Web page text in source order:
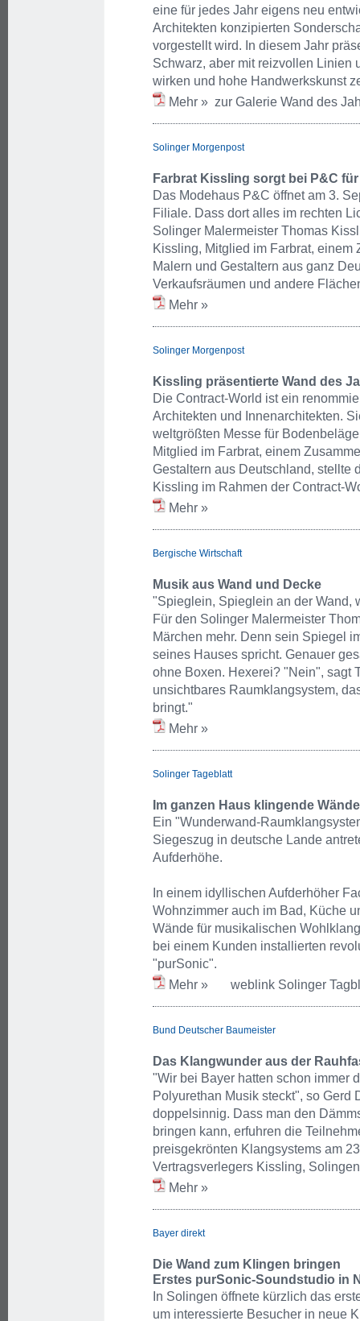
eine für jedes Jahr eigens neu
Architekten konzipierten
vorgestellt wird. In diesem Jahr
Schwarz, aber mit reizvollen Linien
wirken und hohe Handwerkskunst
Mehr » zur Galerie Wand des
Solinger Morgenpost
Farbrat Kissling sorgt bei P&C
Das Modehaus P&C öffnet am 3.
Filiale. Dass dort alles im rechten
Solinger Malermeister Thomas
Kissling, Mitglied im Farbrat, einem
Malern und Gestaltern aus ganz
Verkaufsräumen und andere
Mehr »
Solinger Morgenpost
Kissling präsentierte Wand des
Die Contract-World ist ein
Architekten und Innenarchitekten.
weltgrößten Messe für
Mitglied im Farbrat, einem
Gestaltern aus Deutschland, stellte
Kissling im Rahmen der Contract-
Mehr »
Bergische Wirtschaft
Musik aus Wand und Decke
"Spieglein, Spieglein an der Wand,
Für den Solinger Malermeister
Märchen mehr. Denn sein Spiegel
seines Hauses spricht. Genauer
ohne Boxen. Hexerei? "Nein", sagt
unsichtbares Raumklangsystem,
bringt."
Mehr »
Solinger Tageblatt
Im ganzen Haus klingende Wände
Ein "Wunderwand-
Siegeszug in deutsche Lande
Aufderhöhe.
In einem idyllischen Aufderhöher
Wohnzimmer auch im Bad, Küche
Wände für musikalischen
bei einem Kunden installierten
"purSonic".
Mehr »
weblink Solinger
Bund Deutscher Baumeister
Das Klangwunder aus der
"Wir bei Bayer hatten schon immer
Polyurethan Musik steckt", so Gerd
doppelsinnig. Dass man den
bringen kann, erfuhren die
preisgekrönten Klangsystems am
Vertragsverlegers Kissling,
Mehr »
Bayer direkt
Die Wand zum Klingen bringen
Erstes purSonic-Soundstudio in
In Solingen öffnete kürzlich das
um interessierte Besucher in neue